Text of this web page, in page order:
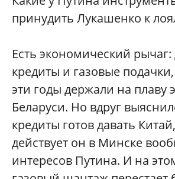
принудить Лукашенко к
Есть экономический
кредиты и газовые
эти годы держали на плаву
Беларуси. Но вдруг
кредиты готов давать
действует он в Минске
интересов Путина. И на